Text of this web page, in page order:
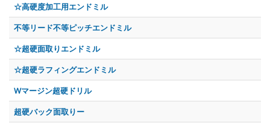
☆高硬度加工用エンドミル
不等リード不等ピッチエンドミル
☆超硬面取りエンドミル
☆超硬ラフィングエンドミル
Wマージン超硬ドリル
超硬バック面取りー